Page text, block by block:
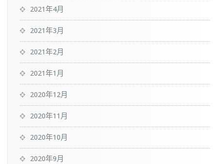
2021年4月
2021年3月
2021年2月
2021年1月
2020年12月
2020年11月
2020年10月
2020年9月